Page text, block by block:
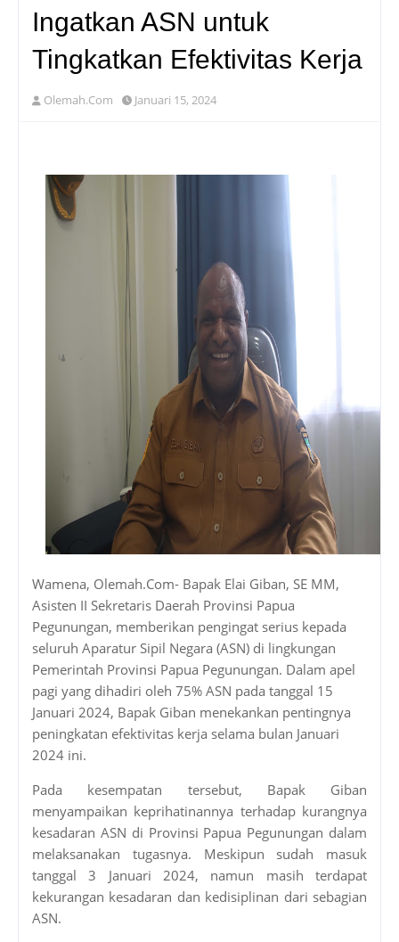
Ingatkan ASN untuk
Tingkatkan Efektivitas Kerja
Olemah.Com Januari 15, 2024
Wamena, Olemah.Com- Bapak Elai Giban, SE MM,
Asisten II Sekretaris Daerah Provinsi Papua
Pegunungan, memberikan pengingat serius kepada
seluruh Aparatur Sipil Negara (ASN) di lingkungan
Pemerintah Provinsi Papua Pegunungan. Dalam apel
pagi yang dihadiri oleh 75% ASN pada tanggal 15
Januari 2024, Bapak Giban menekankan pentingnya
peningkatan efektivitas kerja selama bulan Januari
2024 ini.
Pada kesempatan tersebut, Bapak Giban
menyampaikan keprihatinannya terhadap kurangnya
kesadaran ASN di Provinsi Papua Pegunungan dalam
melaksanakan tugasnya. Meskipun sudah masuk
tanggal 3 Januari 2024, namun masih terdapat
kekurangan kesadaran dan kedisiplinan dari sebagian
ASN.